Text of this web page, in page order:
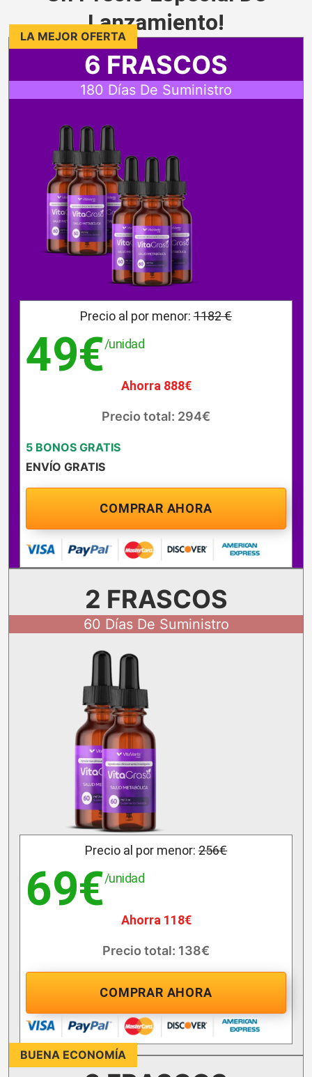
Lanzamiento!
2 FRASCOS
60 Días De Suministro
Precio al por menor: 256€
69€/unidad
Ahorra 118€
Precio total: 138€
COMPRAR AHORA
LA MEJOR OFERTA
6 FRASCOS
180 Días De Suministro
Precio al por menor: 1182 €
49€/unidad
Ahorra 888€
Precio total: 294€
5 BONOS GRATIS
ENVÍO GRATIS
COMPRAR AHORA
BUENA ECONOMÍA